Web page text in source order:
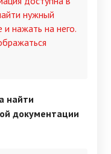
нужный
нажать на него.
найти
документации